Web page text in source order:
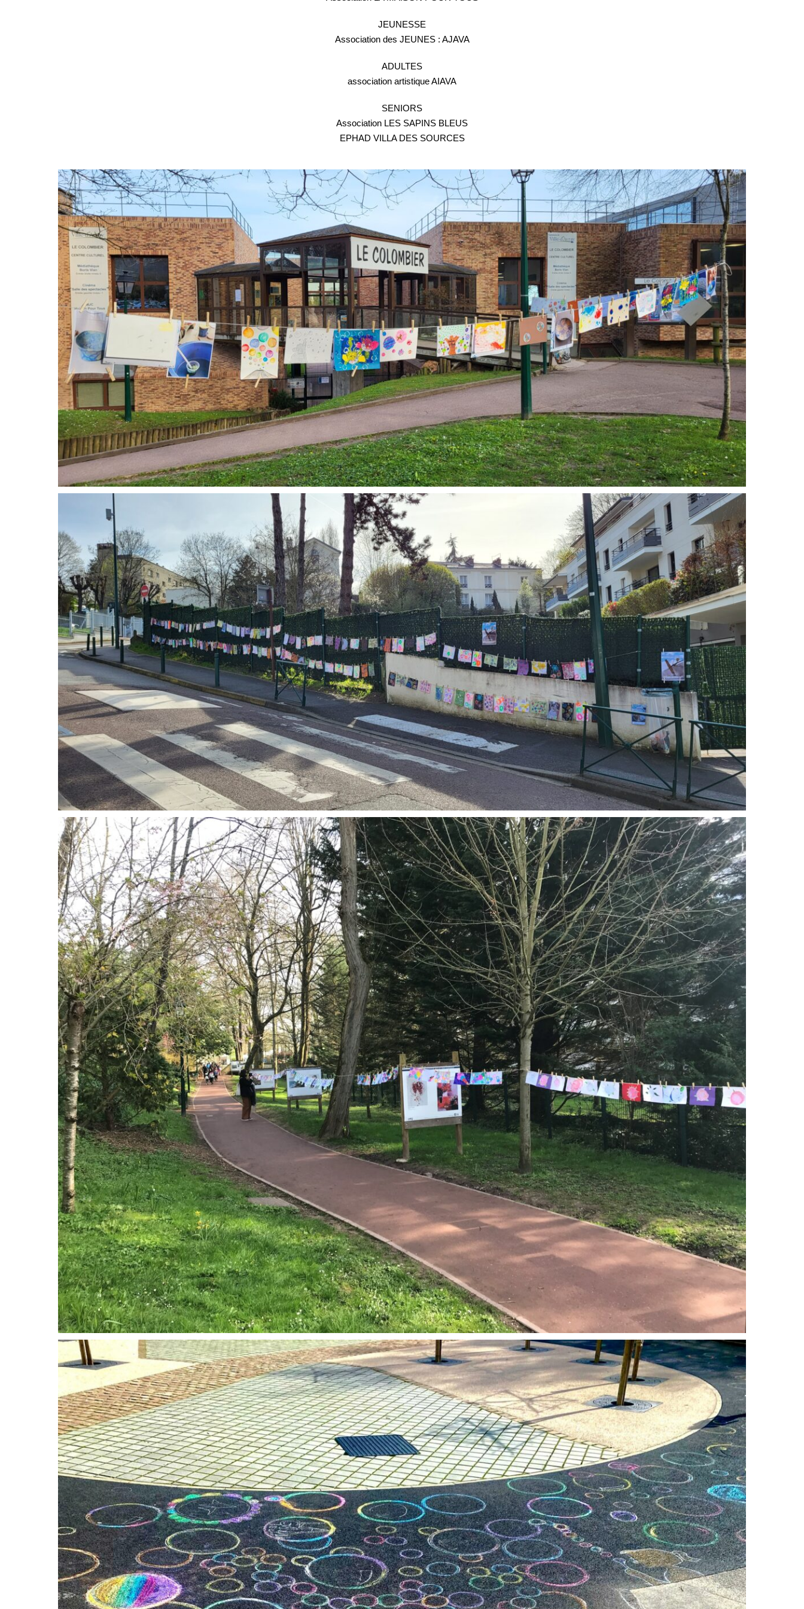
JEUNESSE
Association des JEUNES : AJAVA
ADULTES
association artistique AIAVA
SENIORS
Association LES SAPINS BLEUS
EPHAD VILLA DES SOURCES